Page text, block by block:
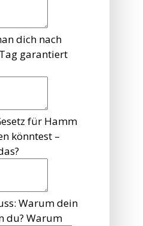
dich nach
garantiert
für Hamm
könntest –
Warum dein
du? Warum